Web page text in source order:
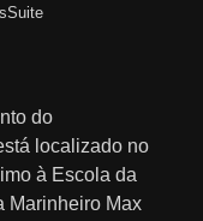
Suite
do
localizado no
à Escola da
Marinheiro Max